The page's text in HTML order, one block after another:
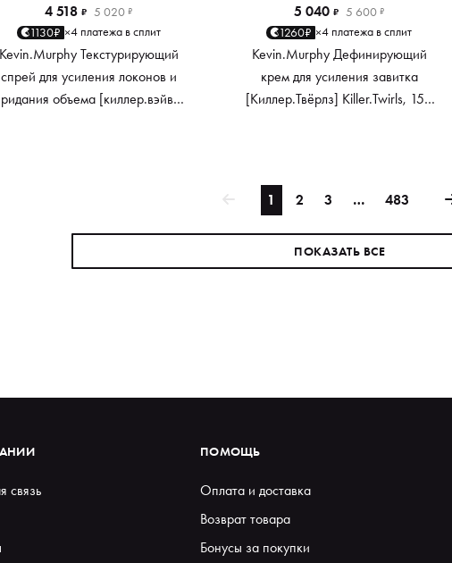
4 518 ₽ 5 020 ₽
1130₽ ×4 платежа в сплит
Kevin.Murphy Текстурирующий
спрей для усиления локонов и
объема [киллер.вэйвс]
5 040 ₽ 5 600 ₽
1260₽ ×4 платежа в сплит
Kevin.Murphy Дефинирующий
крем для усиления завитка
[Киллер.Твёрлз] Killer.Twirls, 150
1 2 3 … 483
ПОКАЗАТЬ ВСЕ
связь
ПОМОЩЬ
Оплата и доставка
Возврат товара
Бонусы за покупки